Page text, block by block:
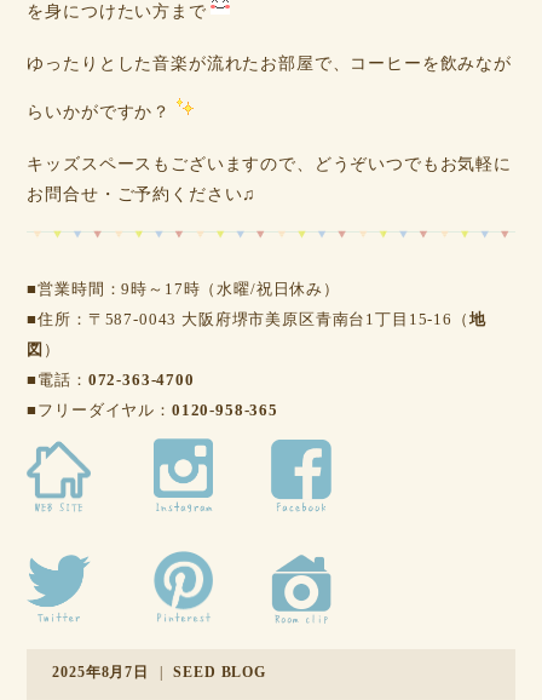
を身につけたい方まで
ゆったりとした音楽が流れたお部屋で、コーヒーを飲みなが
らいかがですか？
キッズスペースもございますので、どうぞいつでもお気軽に
お問合せ・ご予約ください♫
■営業時間：9時～17時（水曜/祝日休み）
■住所：〒587-0043 大阪府堺市美原区青南台1丁目15-16（ 地
図 ）
■電話： 072-363-4700
■フリーダイヤル： 0120-958-365
2025年8月7日 SEED BLOG